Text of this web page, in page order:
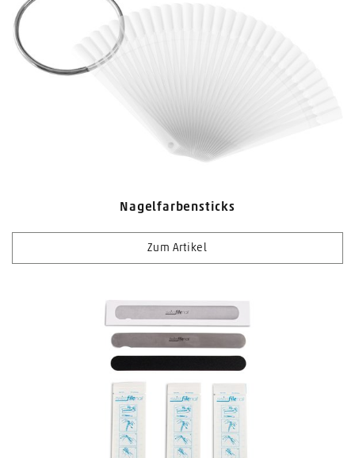
Nagelfarbensticks
Zum Artikel